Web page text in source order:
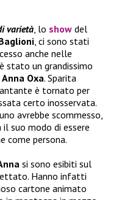
varietà , lo show del
, ci sono stati
anche nelle
stato un grandissimo
Anna Oxa. Sparita
è tornato per
certo inosservata.
avrebbe scommesso,
suo modo di essere
come persona.
si sono esibiti sul
Hanno infatti
cartone animato